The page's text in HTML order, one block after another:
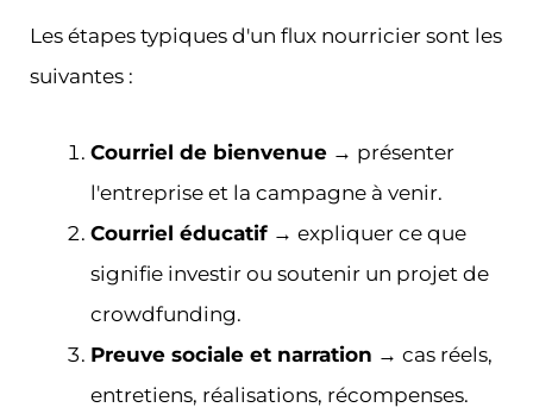
Les étapes typiques d'un flux nourricier sont les
suivantes :
Courriel de bienvenue → présenter
l'entreprise et la campagne à venir.
Courriel éducatif → expliquer ce que
signifie investir ou soutenir un projet de
crowdfunding.
Preuve sociale et narration → cas réels,
entretiens, réalisations, récompenses.